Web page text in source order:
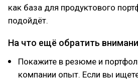
как база для продуктового
подойдёт.
На что ещё обратить
Покажите в резюме и
компании опыт. Если вы